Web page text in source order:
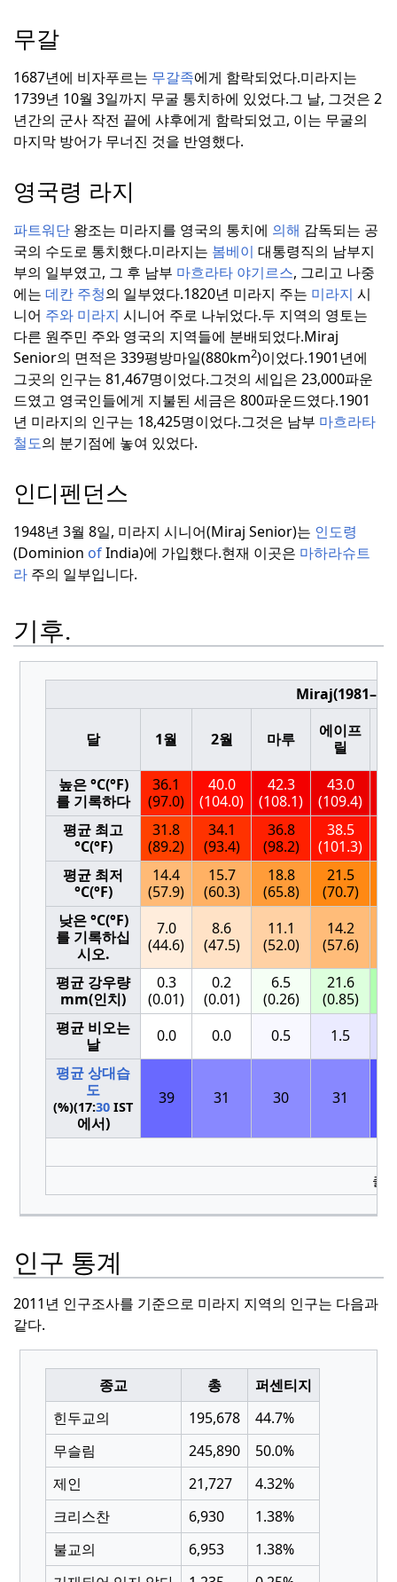
무갈
1687년에 비자푸르는 무갈족에게 함락되었다.미라지는
1739년 10월 3일까지 무굴 통치하에 있었다.그 날, 그것은 2
년간의 군사 작전 끝에 샤후에게 함락되었고, 이는 무굴의
마지막 방어가 무너진 것을 반영했다.
영국령 라지
파트워단 왕조는 미라지를 영국의 통치에 의해 감독되는 공
국의 수도로 통치했다.미라지는 봄베이 대통령직의 남부지
부의 일부였고, 그 후 남부 마흐라타 야기르스, 그리고 나중
에는 데칸 주청의 일부였다.1820년 미라지 주는 미라지 시
니어 주와 미라지 시니어 주로 나뉘었다.두 지역의 영토는
다른 원주민 주와 영국의 지역들에 분배되었다.Miraj
Senior의 면적은 339평방마일(880km2)이었다.1901년에
그곳의 인구는 81,467명이었다.그것의 세입은 23,000파운
드였고 영국인들에게 지불된 세금은 800파운드였다.1901
년 미라지의 인구는 18,425명이었다.그것은 남부 마흐라타
철도의 분기점에 놓여 있었다.
인디펜던스
1948년 3월 8일, 미라지 시니어(Miraj Senior)는 인도령
(Dominion ofIndia)에 가입했다.현재 이곳은 마하라슈트
라 주의 일부입니다.
기후.
달 1월 2월 마루
에이프
릴
높은 °C(°F)
를 기록하다
36.1
(97.0)
40.0
(104.0)
42.3
(108.1)
43.0
(109.4)
평균 최고
°C(°F)
31.8
(89.2)
34.1
(93.4)
36.8
(98.2)
38.5
(101.3)
평균 최저
°C(°F)
14.4
(57.9)
15.7
(60.3)
18.8
(65.8)
21.5
(70.7)
낮은 °C(°F)
를 기록하십
시오.
7.0
(44.6)
8.6
(47.5)
11.1
(52.0)
14.2
(57.6)
평균 강우량
mm(인치)
0.3
(0.01)
0.2
(0.01)
6.5
(0.26)
21.6
(0.85)
평균 비오는
날
0.0 0.0 0.5 1.5
평균 상대습
도
(%)(17:30 IST
에서)
39 31 30 31
출
인구 통계
2011년 인구조사를 기준으로 미라지 지역의 인구는 다음과
같다.
종교 총
퍼센티지
힌두교의
195,678
44.7%
무슬림
245,890
50.0%
제인
21,727
4.32%
크리스찬
6,930
1.38%
불교의
6,953
1.38%